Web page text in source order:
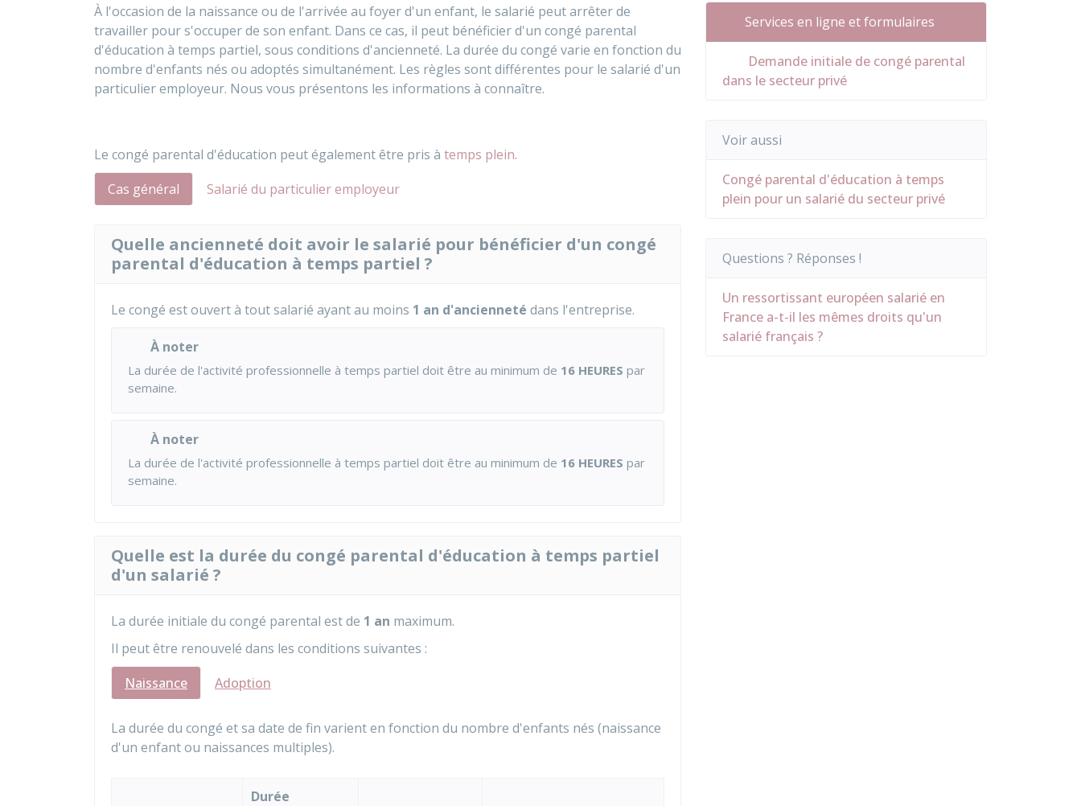
À l'occasion de la naissance ou de l'arrivée au foyer d'un enfant, le salarié peut arrêter de
travailler pour s'occuper de son enfant. Dans ce cas, il peut bénéficier d'un congé parental
d'éducation à temps partiel, sous conditions d'ancienneté. La durée du congé varie en fonction du
nombre d'enfants nés ou adoptés simultanément. Les règles sont différentes pour le salarié d'un
particulier employeur. Nous vous présentons les informations à connaître.
Le congé parental d'éducation peut également être pris à temps plein.
Cas général
Salarié du particulier employeur
Quelle ancienneté doit avoir le salarié pour bénéficier d'un congé
parental d'éducation à temps partiel ?
Le congé est ouvert à tout salarié ayant au moins 1 an d'ancienneté dans l'entreprise.
À noter
La durée de l'activité professionnelle à temps partiel doit être au minimum de 16 HEURES par
semaine.
À noter
La durée de l'activité professionnelle à temps partiel doit être au minimum de 16 HEURES par
semaine.
Quelle est la durée du congé parental d'éducation à temps partiel
d'un salarié ?
La durée initiale du congé parental est de 1 an maximum.
Il peut être renouvelé dans les conditions suivantes :
Naissance
Adoption
La durée du congé et sa date de fin varient en fonction du nombre d'enfants nés (naissance
d'un enfant ou naissances multiples).
Durée
Services en ligne et formulaires
Demande initiale de congé parental
dans le secteur privé
Voir aussi
Congé parental d'éducation à temps
plein pour un salarié du secteur privé
Questions ? Réponses !
Un ressortissant européen salarié en
France a-t-il les mêmes droits qu'un
salarié français ?